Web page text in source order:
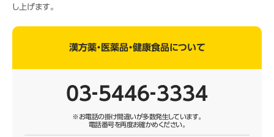
し上げます。
漢方薬・医薬品・健康食品について
03‐5446‐3334
※お電話の掛け間違いが多数発生しています。
電話番号を再度お確かめください。